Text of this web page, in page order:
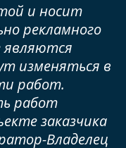
и носит
рекламного
являются
изменяться в
работ.
работ
заказчика
Владелец